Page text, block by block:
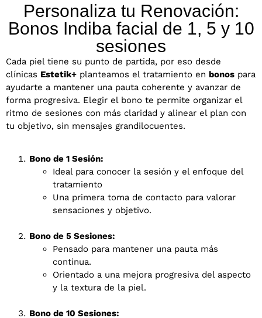
Personaliza tu Renovación:
Bonos Indiba facial de 1, 5 y 10
sesiones
Cada piel tiene su punto de partida, por eso desde
clínicas Estetik+ planteamos el tratamiento en bonos para
ayudarte a mantener una pauta coherente y avanzar de
forma progresiva. Elegir el bono te permite organizar el
ritmo de sesiones con más claridad y alinear el plan con
tu objetivo, sin mensajes grandilocuentes.
Bono de 1 Sesión:
Ideal para conocer la sesión y el enfoque del
tratamiento
Una primera toma de contacto para valorar
sensaciones y objetivo.
Bono de 5 Sesiones:
Pensado para mantener una pauta más
continua.
Orientado a una mejora progresiva del aspecto
y la textura de la piel.
Bono de 10 Sesiones: